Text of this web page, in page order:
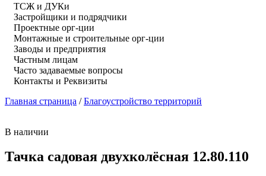
ТСЖ и ДУКи
Застройщики и подрядчики
Проектные орг-ции
Монтажные и строительные орг-ции
Заводы и предприятия
Частным лицам
Часто задаваемые вопросы
Контакты и Реквизиты
Главная страница /Благоустройство территорий
В наличии
Тачка садовая двухколёсная 12.80.110